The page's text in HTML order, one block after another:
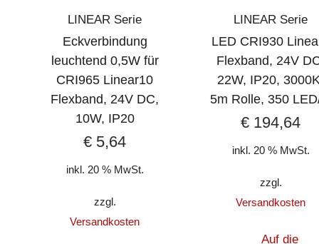
LINEAR Serie
Eckverbindung
leuchtend 0,5W für
CRI965 Linear10
Flexband, 24V DC,
10W, IP20
€ 5,64
inkl. 20 % MwSt.
zzgl.
Versandkosten
LINEAR Serie
LED CRI930
Flexband, 24V
22W, IP20,
5m Rolle, 350
€ 194,64
inkl. 20 % MwSt.
zzgl.
Versandkosten
Auf die